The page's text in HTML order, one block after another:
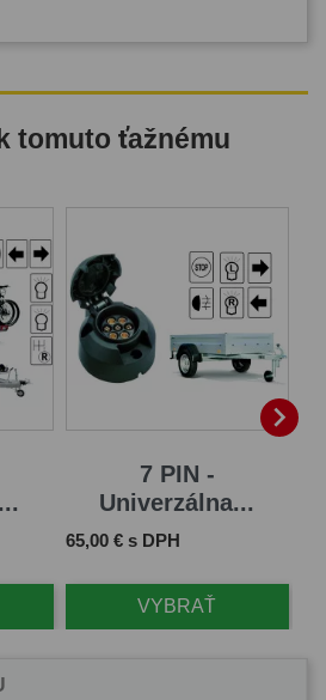
tomuto ťažnému
7 PIN -
Univerzálna...
Cena
65,00 € s DPH
VYBRAŤ
